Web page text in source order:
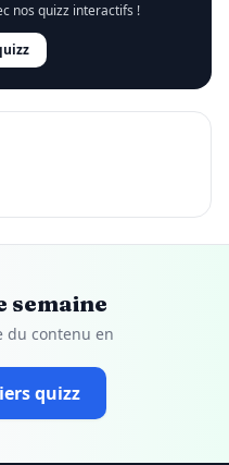
nos quizz interactifs !
semaine
du contenu en
quizz